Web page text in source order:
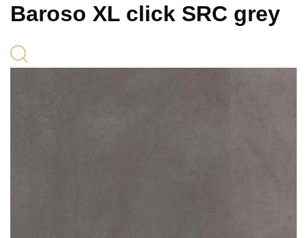
Baroso XL click SRC grey